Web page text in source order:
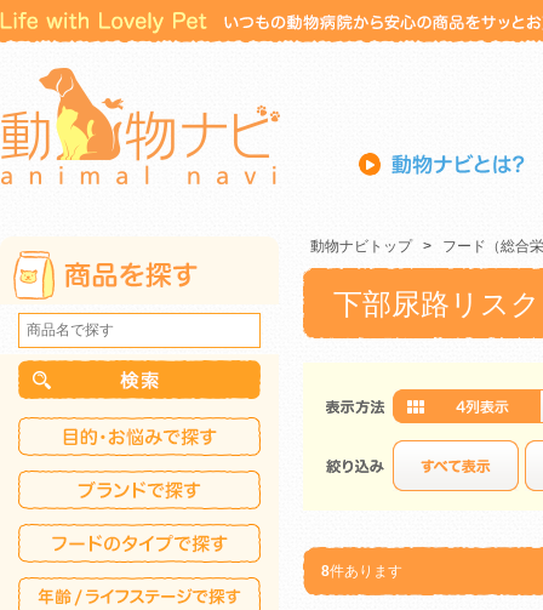
動物ナビトップ > フード（総合
下部尿路リスク
8件あります